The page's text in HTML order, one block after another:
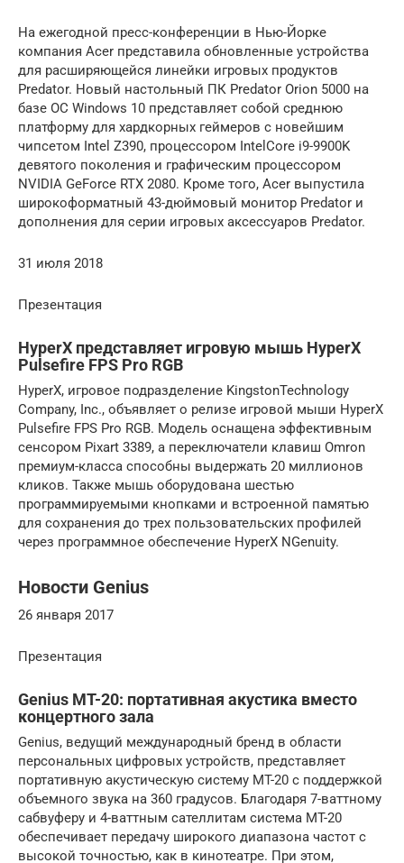
На ежегодной пресс-конференции в Нью-Йорке
компания Acer представила обновленные устройства
для расширяющейся линейки игровых продуктов
Predator. Новый настольный ПК Predator Orion 5000 на
базе ОС Windows 10 представляет собой среднюю
платформу для хардкорных геймеров с новейшим
чипсетом Intel Z390, процессором IntelCore i9-9900K
девятого поколения и графическим процессором
NVIDIA GeForce RTX 2080. Кроме того, Acer выпустила
широкоформатный 43-дюймовый монитор Predator и
дополнения для серии игровых аксессуаров Predator.
31 июля 2018
Презентация
HyperX представляет игровую мышь HyperX
Pulsefire FPS Pro RGB
HyperX, игровое подразделение KingstonTechnology
Company, Inc., объявляет о релизе игровой мыши HyperX
Pulsefire FPS Pro RGB. Модель оснащена эффективным
сенсором Pixart 3389, а переключатели клавиш Omron
премиум-класса способны выдержать 20 миллионов
кликов. Также мышь оборудована шестью
программируемыми кнопками и встроенной памятью
для сохранения до трех пользовательских профилей
через программное обеспечение HyperX NGenuity.
Новости Genius
26 января 2017
Презентация
Genius MT-20: портативная акустика вместо
концертного зала
Genius, ведущий международный бренд в области
персональных цифровых устройств, представляет
портативную акустическую систему MT-20 с поддержкой
объемного звука на 360 градусов. Благодаря 7-ваттному
сабвуферу и 4-ваттным сателлитам система MT-20
обеспечивает передачу широкого диапазона частот с
высокой точностью, как в кинотеатре. При этом,